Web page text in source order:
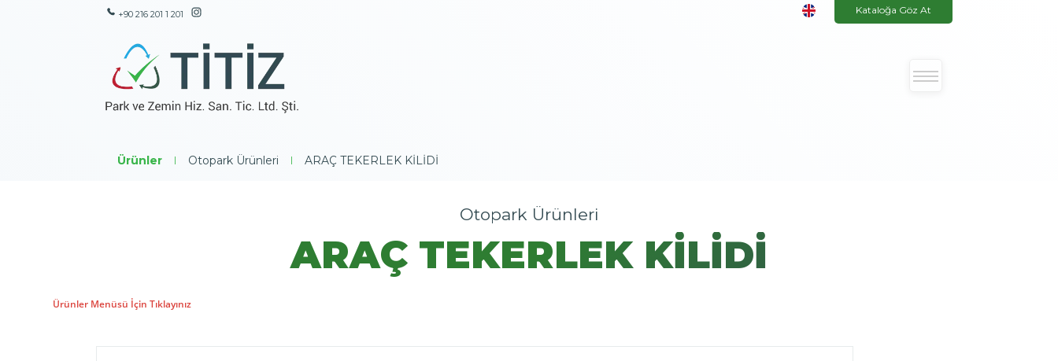
+90 216 201 1 201 Kataloğa Göz At
Ürünler | Otopark Ürünleri | ARAÇ TEKERLEK KİLİDİ
Otopark Ürünleri
ARAÇ TEKERLEK KİLİDİ
Ürünler Menüsü İçin Tıklayınız